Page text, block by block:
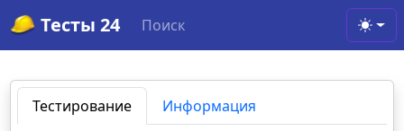
Тесты 24 Поиск
Тестирование Информация